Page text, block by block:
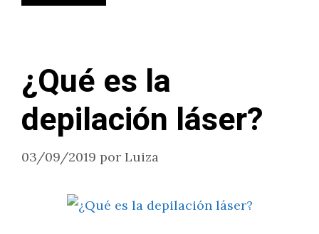
¿Qué es la
depilación láser?
03/09/2019 por Luiza